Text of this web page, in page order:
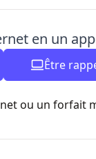
en un
Être
ou un forfait